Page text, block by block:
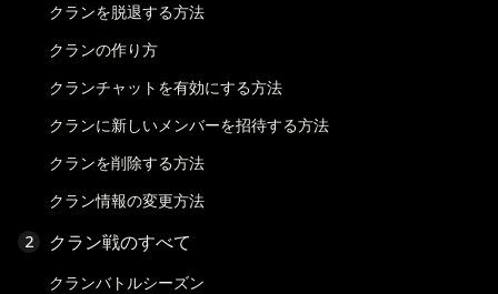
クランを脱退する方法
クランの作り方
クランチャットを有効にする方法
クランに新しいメンバーを招待する方法
クランを削除する方法
クラン情報の変更方法
2
クラン戦のすべて
クランバトルシーズン